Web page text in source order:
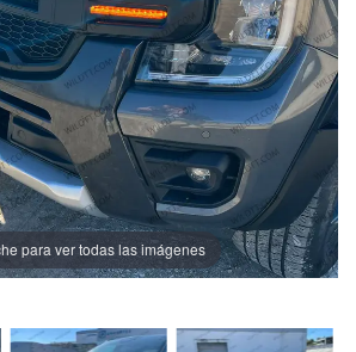
para ver todas las imágenes